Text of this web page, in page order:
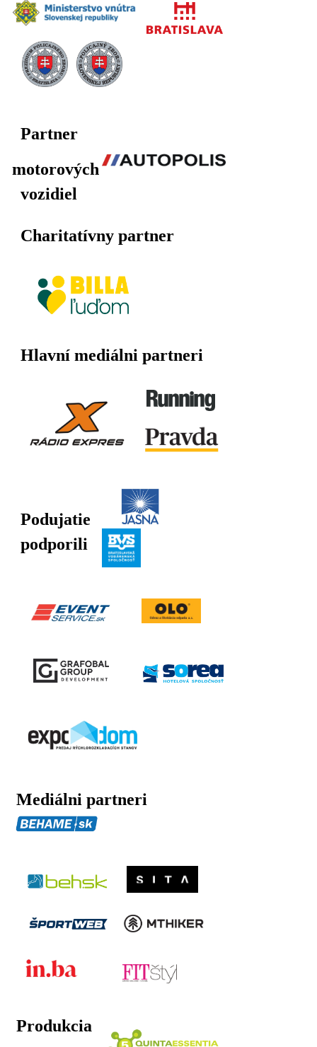
Partner
motorových
vozidiel
Charitatívny partner
Hlavní mediálni partneri
Podujatie
podporili
Mediálni partneri
Produkcia